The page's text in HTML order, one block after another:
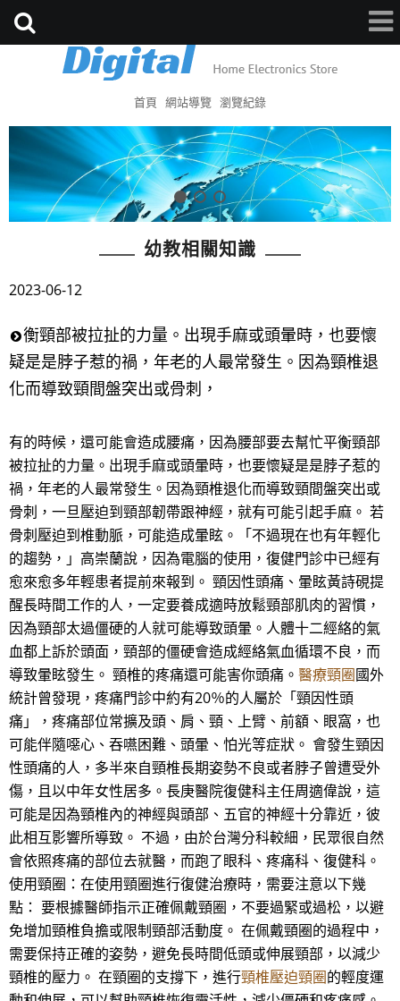
首頁 網站導覽 瀏覽紀錄
幼教相關知識
2023-06-12
衡頸部被拉扯的力量。出現手麻或頭暈時，也要懷
疑是是脖子惹的禍，年老的人最常發生。因為頸椎退
化而導致頸間盤突出或骨刺，
有的時候，還可能會造成腰痛，因為腰部要去幫忙平衡頸部
被拉扯的力量。出現手麻或頭暈時，也要懷疑是是脖子惹的
禍，年老的人最常發生。因為頸椎退化而導致頸間盤突出或
骨刺，一旦壓迫到頸部韌帶跟神經，就有可能引起手麻。 若
骨刺壓迫到椎動脈，可能造成暈眩。「不過現在也有年輕化
的趨勢，」高崇蘭說，因為電腦的使用，復健門診中已經有
愈來愈多年輕患者提前來報到。 頸因性頭痛、暈眩黃詩硯提
醒長時間工作的人，一定要養成適時放鬆頸部肌肉的習慣，
因為頸部太過僵硬的人就可能導致頭暈。人體十二經絡的氣
血都上訴於頭面，頸部的僵硬會造成經絡氣血循環不良，而
導致暈眩發生。 頸椎的疼痛還可能害你頭痛。 醫療頸圈國外
統計曾發現，疼痛門診中約有20％的人屬於「頸因性頭
痛」，疼痛部位常擴及頭、肩、頸、上臂、前額、眼窩，也
可能伴隨噁心、吞嚥困難、頭暈、怕光等症狀。 會發生頸因
性頭痛的人，多半來自頸椎長期姿勢不良或者脖子曾遭受外
傷，且以中年女性居多。長庚醫院復健科主任周適偉說，這
可能是因為頸椎內的神經與頭部、五官的神經十分靠近，彼
此相互影響所導致。 不過，由於台灣分科較細，民眾很自然
會依照疼痛的部位去就醫，而跑了眼科、疼痛科、復健科。
使用頸圈：在使用頸圈進行復健治療時，需要注意以下幾
點： 要根據醫師指示正確佩戴頸圈，不要過緊或過松，以避
免增加頸椎負擔或限制頸部活動度。 在佩戴頸圈的過程中，
需要保持正確的姿勢，避免長時間低頭或伸展頸部，以減少
頸椎的壓力。 在頸圈的支撐下，進行頸椎壓迫頸圈的輕度運